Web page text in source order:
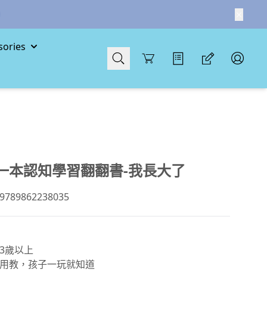
Cart
本認知學習翻翻書-我長大了
歲以上
教，孩子一玩就知道